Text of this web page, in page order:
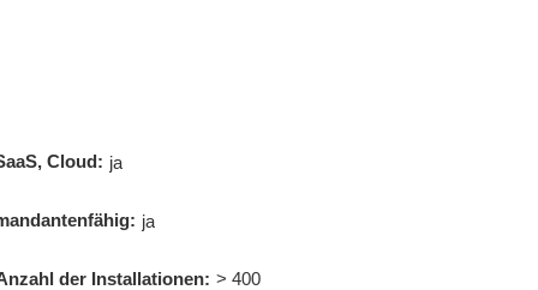
Cloud: ja
ja
der Installationen: > 400